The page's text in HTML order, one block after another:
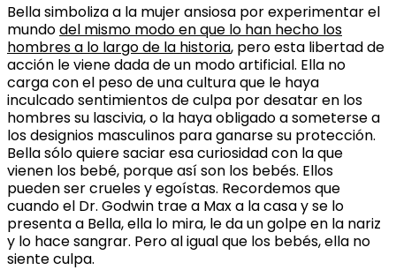
Bella simboliza a la mujer ansiosa por experimentar el
mundodel mismo modo en que lo han hecho los
hombres a lo largo de la historia, pero esta libertad de
acción le viene dada de un modo artificial. Ella no
carga con el peso de una cultura que le haya
inculcado sentimientos de culpa por desatar en los
hombres su lascivia, o la haya obligado a someterse a
los designios masculinos para ganarse su protección.
Bella sólo quiere saciar esa curiosidad con la que
vienen los bebé, porque así son los bebés. Ellos
pueden ser crueles y egoístas. Recordemos que
cuando el Dr. Godwin trae a Max a la casa y se lo
presenta a Bella, ella lo mira, le da un golpe en la nariz
y lo hace sangrar. Pero al igual que los bebés, ella no
siente culpa.